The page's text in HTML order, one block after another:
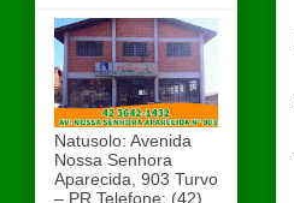
Natusolo: Avenida
Nossa Senhora
Aparecida, 903 Turvo
– PR Telefone: (42)